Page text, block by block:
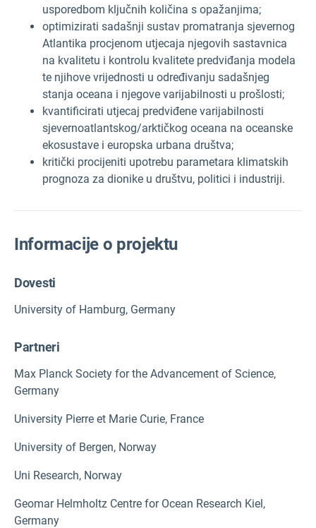
usporedbom ključnih količina s opažanjima;
optimizirati sadašnji sustav promatranja sjevernog
Atlantika procjenom utjecaja njegovih sastavnica
na kvalitetu i kontrolu kvalitete predviđanja modela
te njihove vrijednosti u određivanju sadašnjeg
stanja oceana i njegove varijabilnosti u prošlosti;
kvantificirati utjecaj predviđene varijabilnosti
sjevernoatlantskog/arktičkog oceana na oceanske
ekosustave i europska urbana društva;
kritički procijeniti upotrebu parametara klimatskih
prognoza za dionike u društvu, politici i industriji.
Informacije o projektu
Dovesti
University of Hamburg, Germany
Partneri
Max Planck Society for the Advancement of Science,
Germany
University Pierre et Marie Curie, France
University of Bergen, Norway
Uni Research, Norway
Geomar Helmholtz Centre for Ocean Research Kiel,
Germany